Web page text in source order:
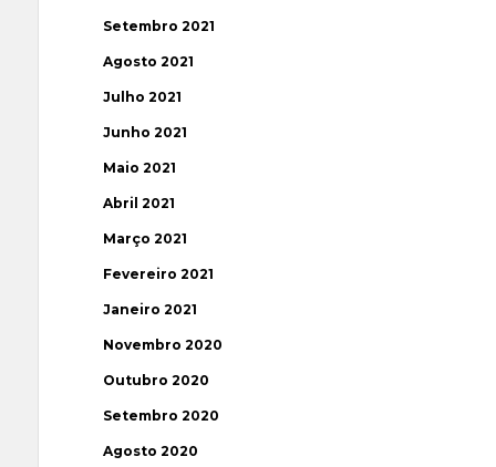
Setembro 2021
Agosto 2021
Julho 2021
Junho 2021
Maio 2021
Abril 2021
Março 2021
Fevereiro 2021
Janeiro 2021
Novembro 2020
Outubro 2020
Setembro 2020
Agosto 2020